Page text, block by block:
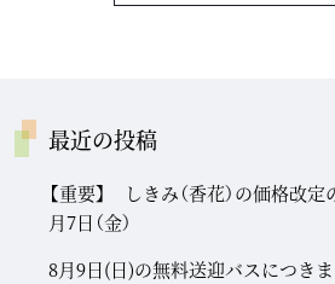
最近の投稿
【重要】 しきみ（香花）の価格改
月7日（金）
8月9日(日)の無料送迎バスにつき